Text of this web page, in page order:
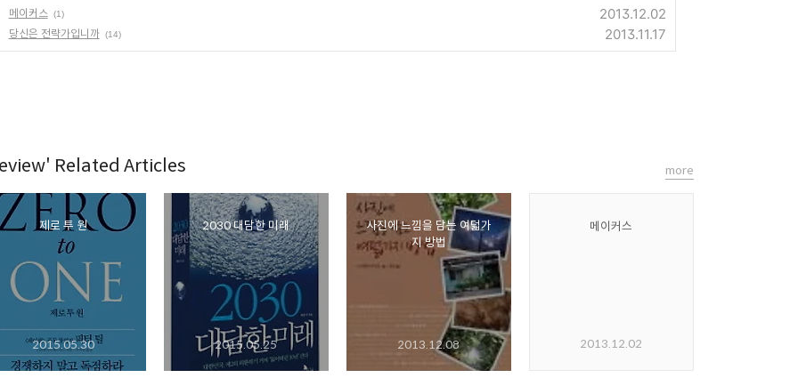
메이커스 (1) 2013.12.02
당신은 전략가입니까 (14) 2013.11.17
Related Articles
제로 투 원
2015.05.30
2030 대담한 미래
2015.05.25
사진에 느낌을 담는 여덟가
지 방법
2013.12.08
메이커스
2013.12.02
more